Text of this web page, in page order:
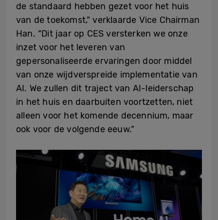
de standaard hebben gezet voor het huis
van de toekomst,” verklaarde Vice Chairman
Han. “Dit jaar op CES versterken we onze
inzet voor het leveren van
gepersonaliseerde ervaringen door middel
van onze wijdverspreide implementatie van
AI. We zullen dit traject van AI-leiderschap
in het huis en daarbuiten voortzetten, niet
alleen voor het komende decennium, maar
ook voor de volgende eeuw.”